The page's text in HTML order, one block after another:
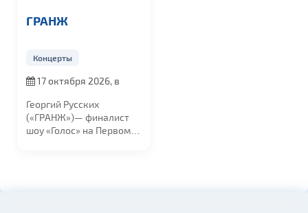
ГРАНЖ
Концерты
17 октября 2026, в
Георгий Русских
(«ГРАНЖ»)— финалист
шоу «Голос» на Первом